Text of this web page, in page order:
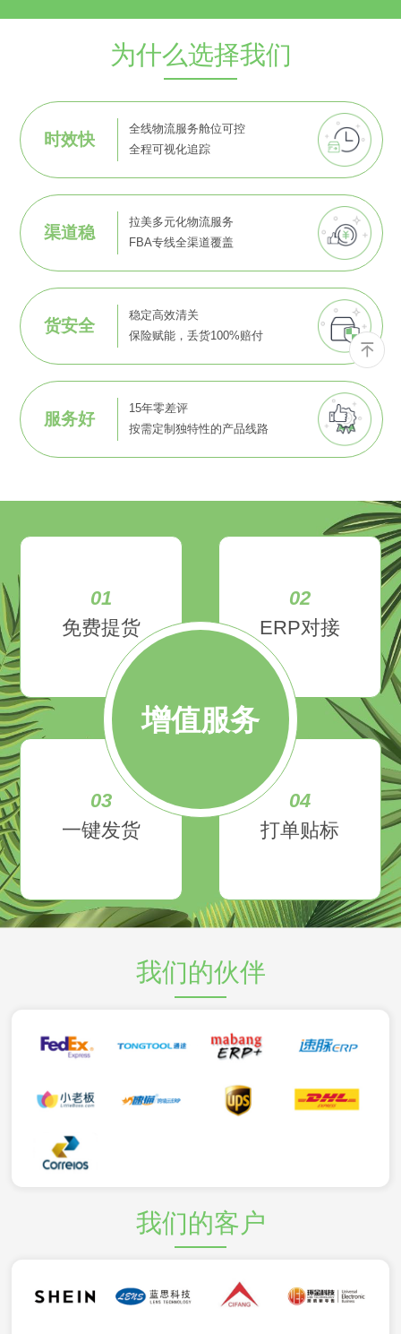
为什么选择我们
时效快
全线物流服务舱位可控
全程可视化追踪
渠道稳
拉美多元化物流服务
FBA专线全渠道覆盖
货安全
稳定高效清关
保险赋能，丢货100%赔付
服务好
15年零差评
按需定制独特性的产品线路
增值服务
01
免费提货
02
ERP对接
03
一键发货
04
打单贴标
我们的伙伴
我们的客户